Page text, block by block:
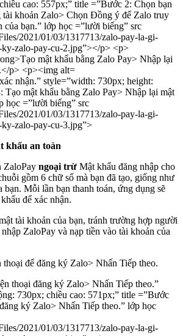
nhận.” style=”width: 730px; height:
Tạo mật khẩu bằng Zalo Pay> Nhập lại mật
học =”lười biếng” src
2021/01/03/1317713/zalo-pay-la-gi-
zalo-pay-cu-3.jpg”>
khẩu an toàn
ZaloPay ngoại trừ Mật khẩu đăng nhập cho
gồm 6 chữ số mà bạn đã tạo, giống như
bạn. Mỗi lần bạn thanh toán, ứng dụng sẽ
để xác nhận.
tài khoản của bạn, tránh trường hợp người
ZaloPay và nạp tiền vào tài khoản của
thoại để đăng ký Zalo> Nhấn Tiếp theo.